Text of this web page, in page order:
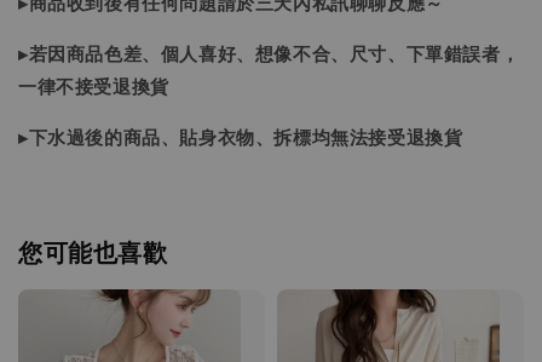
▸若因商品色差、個人喜好、想像不合、尺寸、下單錯誤者，
一律不接受退換貨
▸下水過後的商品、貼身衣物、拆標均無法接受退換貨
您可能也喜歡